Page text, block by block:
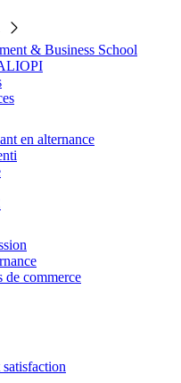
& Business School
en alternance
de commerce